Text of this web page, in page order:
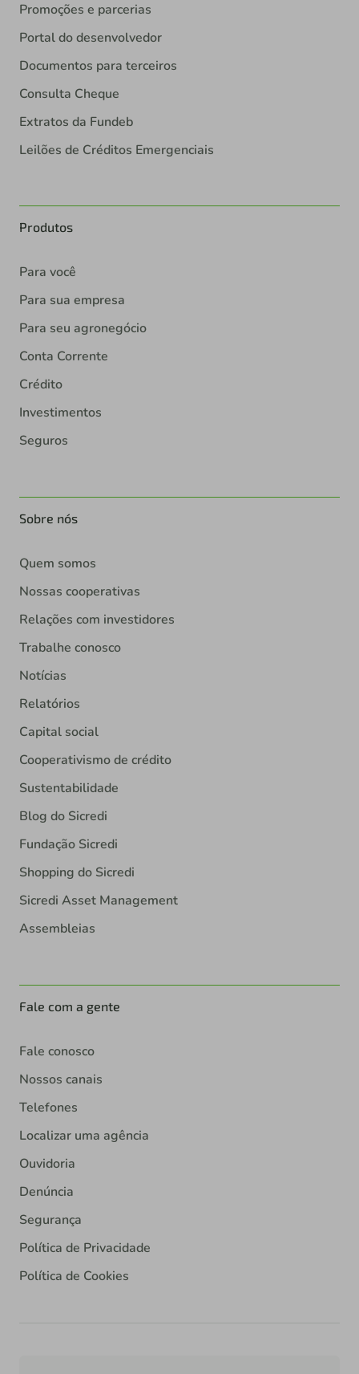
Promoções e parcerias
Portal do desenvolvedor
Documentos para terceiros
Consulta Cheque
Extratos da Fundeb
Leilões de Créditos Emergenciais
Produtos
Para você
Para sua empresa
Para seu agronegócio
Conta Corrente
Crédito
Investimentos
Seguros
Sobre nós
Quem somos
Nossas cooperativas
Relações com investidores
Trabalhe conosco
Notícias
Relatórios
Capital social
Cooperativismo de crédito
Sustentabilidade
Blog do Sicredi
Fundação Sicredi
Shopping do Sicredi
Sicredi Asset Management
Assembleias
Fale com a gente
Fale conosco
Nossos canais
Telefones
Localizar uma agência
Ouvidoria
Denúncia
Segurança
Política de Privacidade
Política de Cookies